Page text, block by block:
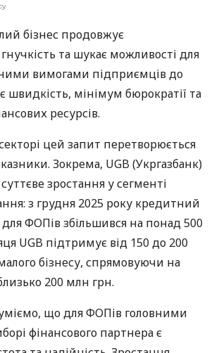
бізнес продовжує
та шукає можливості для
вимогами підприємців до
швидкість, мінімум бюрократії та
ресурсів.
цей запит перетворюється
Зокрема, UGB (Укргазбанк)
зростання у сегменті
з грудня 2025 року кредитний
ФОПів збільшився на понад 500
UGB підтримує від 150 до 200
бізнесу, спрямовуючи на
200 млн грн.
що для ФОПів головними
фінансового партнера є